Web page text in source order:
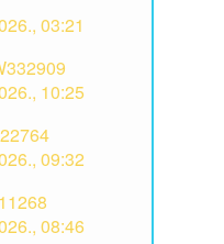
03:21
10:25
09:32
08:46